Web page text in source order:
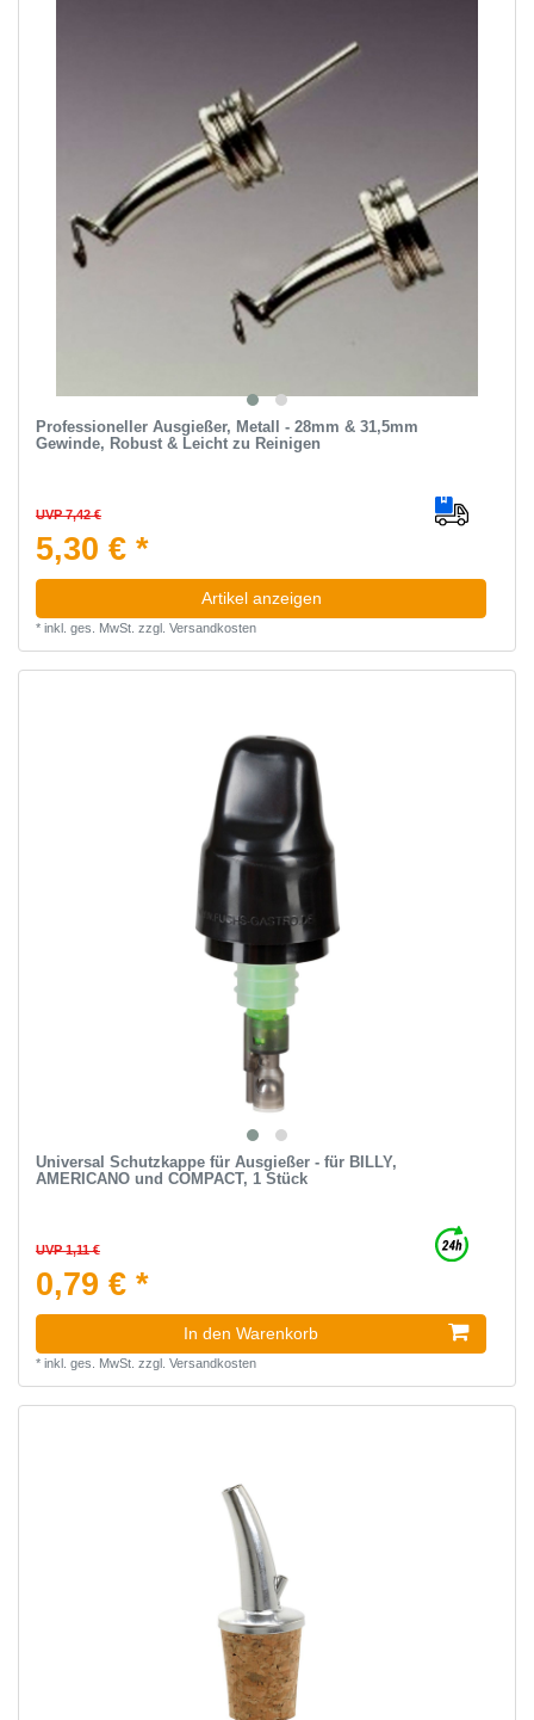
Professioneller Ausgießer, Metall - 28mm & 31,5mm
Gewinde, Robust & Leicht zu Reinigen
UVP 7,42 €
5,30 € *
Artikel anzeigen
* inkl. ges. MwSt. zzgl. Versandkosten
Universal Schutzkappe für Ausgießer - für BILLY,
AMERICANO und COMPACT, 1 Stück
UVP 1,11 €
0,79 € *
In den Warenkorb
* inkl. ges. MwSt. zzgl. Versandkosten